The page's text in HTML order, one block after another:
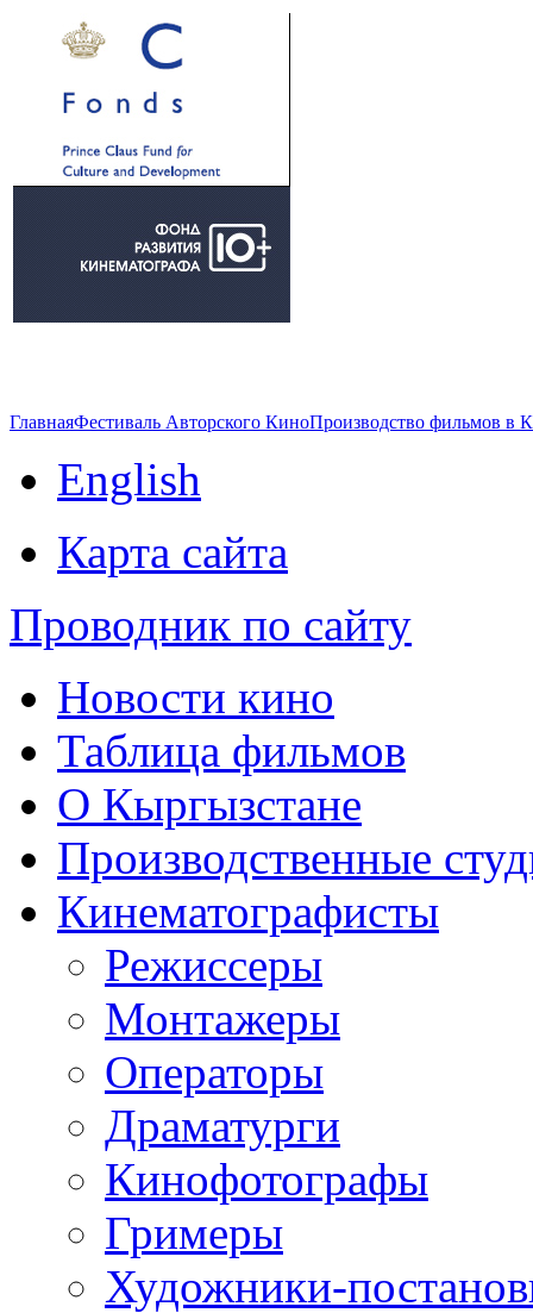
ГлавнаяФестиваль Авторского КиноПроизводство фильмов в
English
Карта сайта
Проводник по сайту
Новости кино
Таблица фильмов
О Кыргызстане
Производственные
Кинематографисты
Режиссеры
Монтажеры
Операторы
Драматурги
Кинофотографы
Гримеры
Художники-